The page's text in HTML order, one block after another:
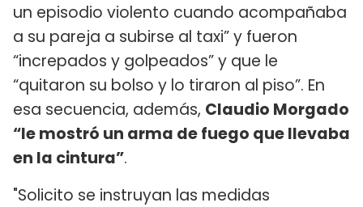
un episodio violento cuando acompañaba
a su pareja a subirse al taxi” y fueron
“increpados y golpeados” y que le
“quitaron su bolso y lo tiraron al piso”. En
esa secuencia, además, Claudio Morgado
“le mostró un arma de fuego que llevaba
en la cintura”.
"Solicito se instruyan las medidas